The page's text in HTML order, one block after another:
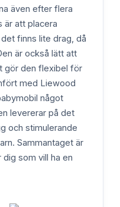
även efter flera
är att placera
finns lite drag, då
är också lätt att
gör den flexibel för
med Liewood
något
levererar på det
och stimulerande
Sammantaget är
som vill ha en